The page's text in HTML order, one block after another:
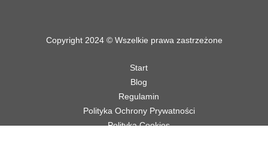
Copyright 2024 © Wszelkie prawa zastrzeżone
Start
Blog
Regulamin
Polityka Ochrony Prywatności
Polityka Cookies